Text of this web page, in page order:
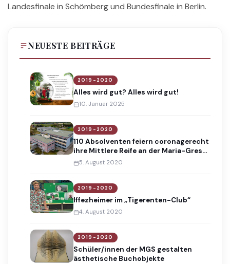
Landesfinale in Schömberg und Bundesfinale in Berlin.
NEUESTE BEITRÄGE
2019-2020
Alles wird gut? Alles wird gut!
10. Januar 2025
2019-2020
110 Absolventen feiern coronagerecht
ihre Mittlere Reife an der Maria-Gress-
Schule
5. August 2020
2019-2020
Iffezheimer im „Tigerenten-Club“
4. August 2020
2019-2020
Schüler/innen der MGS gestalten
ästhetische Buchobjekte